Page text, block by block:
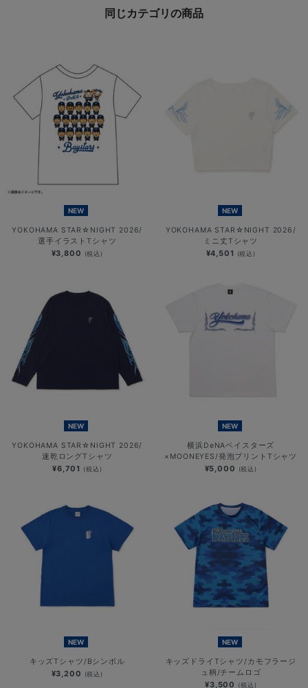
同じカテゴリの商品
NEW
YOKOHAMA STAR☆NIGHT 2026/
選手イラストTシャツ
¥3,800 (税込)
NEW
YOKOHAMA STAR☆NIGHT 2026/
ミニ丈Tシャツ
¥4,501 (税込)
NEW
YOKOHAMA STAR☆NIGHT 2026/
速乾ロングTシャツ
¥6,701 (税込)
NEW
横浜DeNAベイスターズ
×MOONEYES/発泡プリントTシャツ
¥5,000 (税込)
NEW
キッズTシャツ/Bシンボル
¥3,200 (税込)
NEW
キッズドライTシャツ/カモフラージ
ュ柄/チームロゴ
¥3,500 (税込)